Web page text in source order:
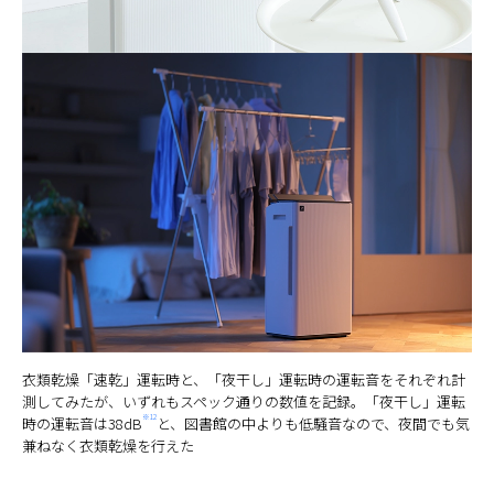
衣類乾燥「速乾」運転時と、「夜干し」運転時の運転音をそれぞれ計
測してみたが、いずれもスペック通りの数値を記録。「夜干し」運転
時の運転音は38dB ※12 と、図書館の中よりも低騒音なので、夜間でも気
兼ねなく衣類乾燥を行えた